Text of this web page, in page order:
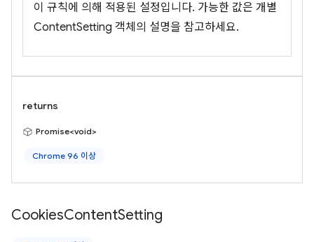
이 규칙에 의해 적용된 설정입니다. 가능한 값은 개별
ContentSetting 객체의 설명을 참고하세요.
returns
Promise<void>
Chrome 96 이상
CookiesContentSetting